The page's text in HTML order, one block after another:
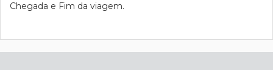
Chegada e Fim da viagem.